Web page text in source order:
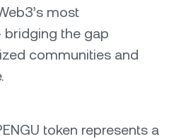
most
the gap
communities and
token represents a